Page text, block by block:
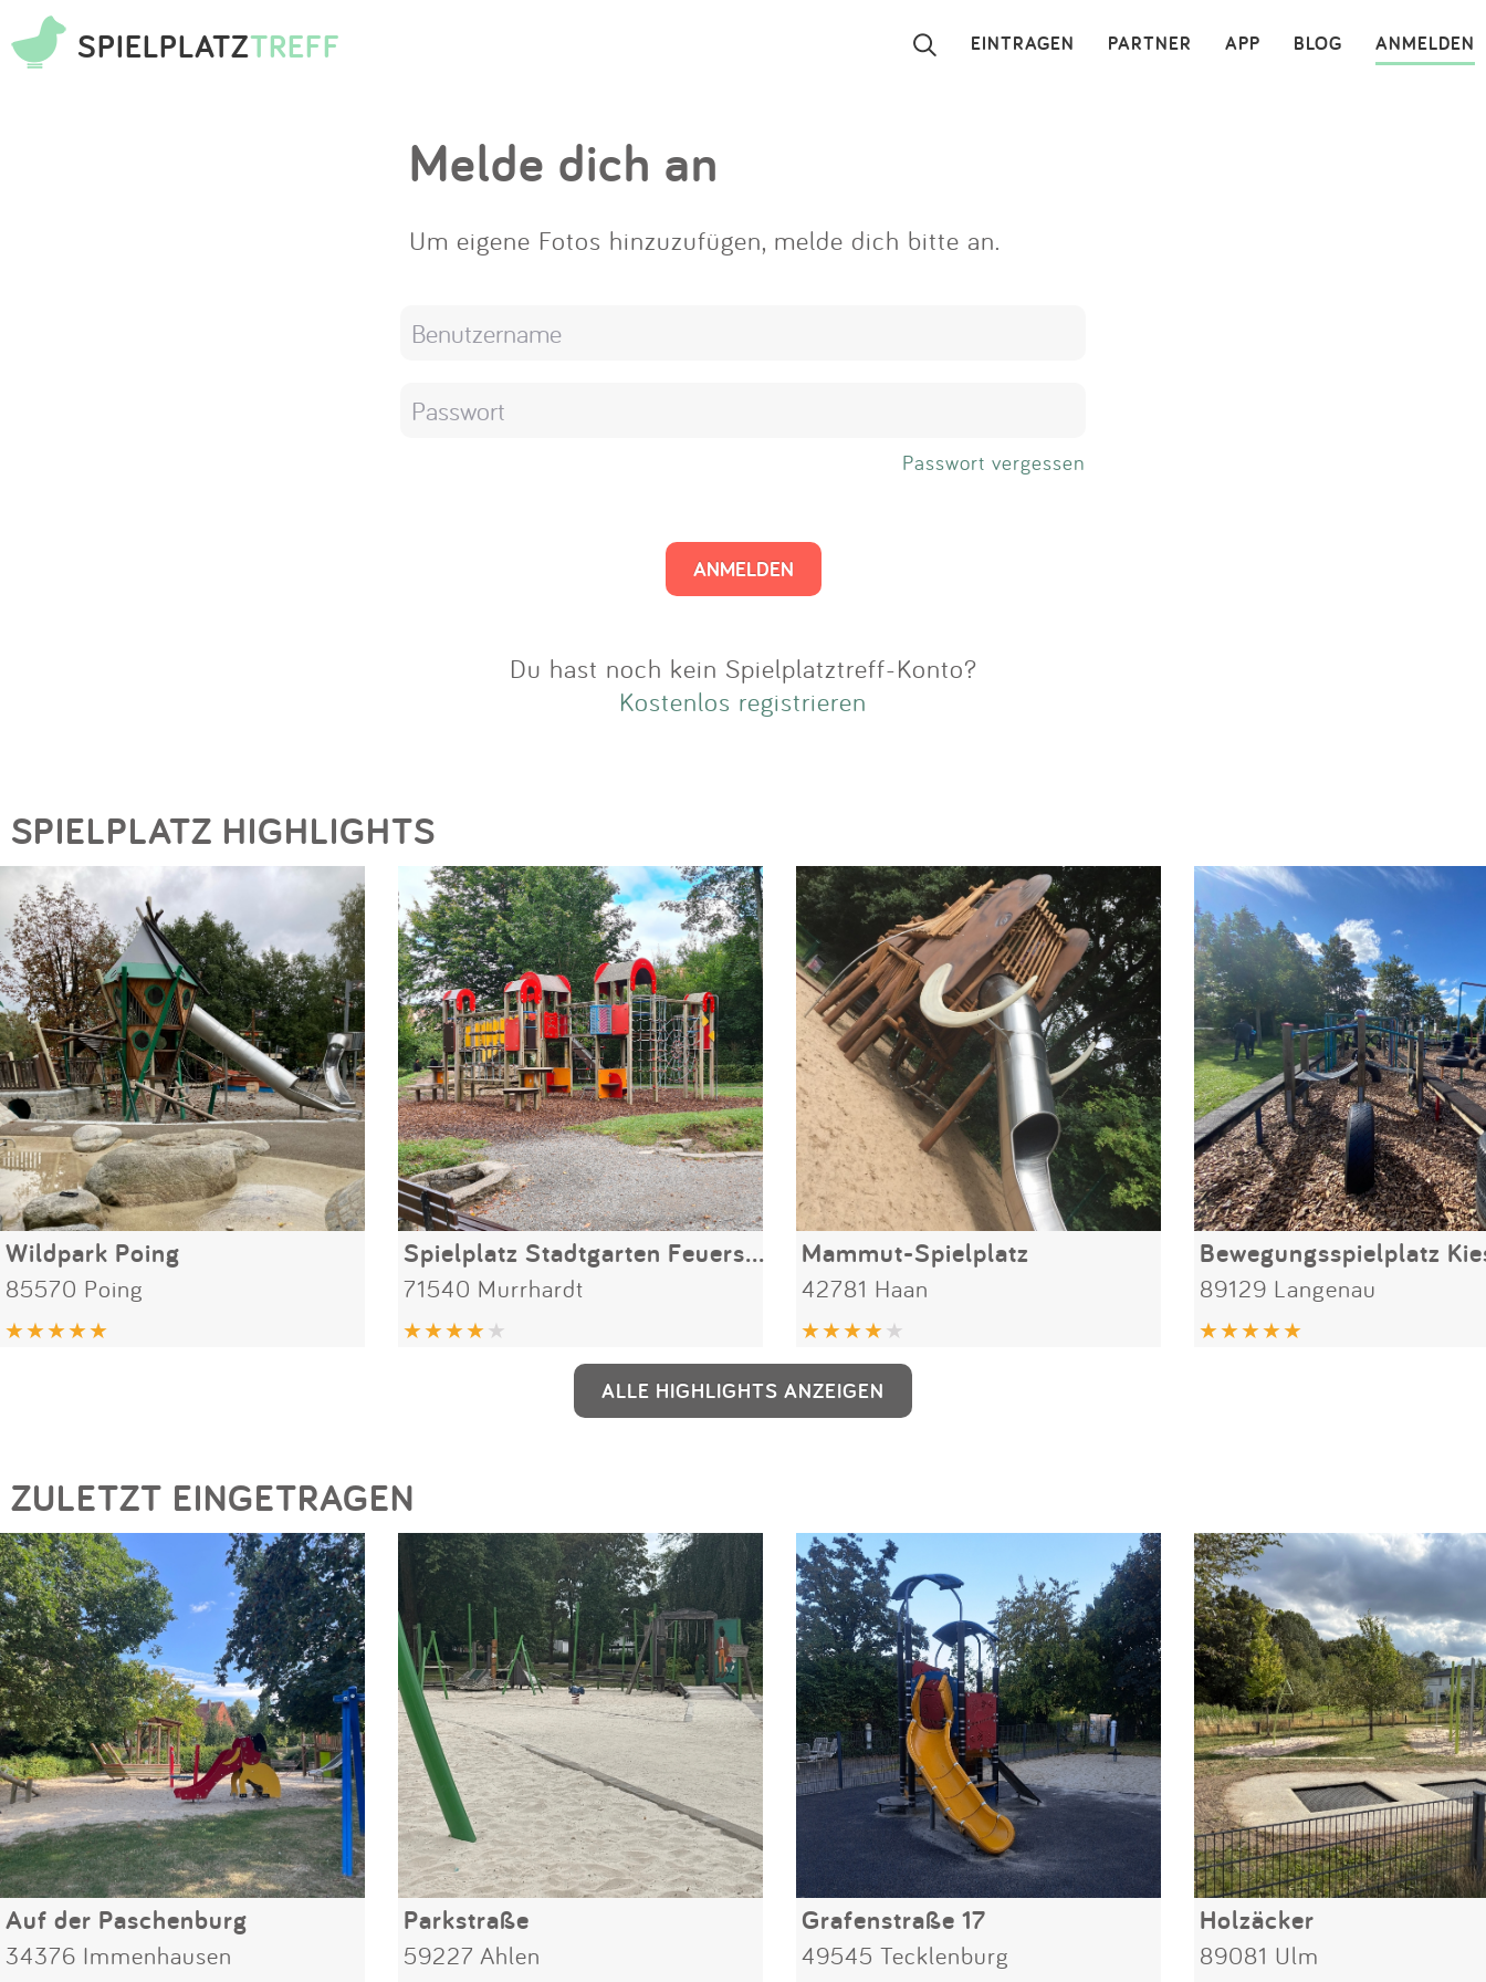
SPIELPLATZTREFF ANMELDEN
BLOG
APP
PARTNER
EINTRAGEN ×
App
Anmelden
Melde dich an
Um eigene Fotos hinzuzufügen, melde dich bitte an.
Passwort vergessen
Du hast noch kein Spielplatztreff-Konto?
Kostenlos registrieren
SPIELPLATZ HIGHLIGHTS
Wildpark Poing
85570 Poing
Spielplatz Stadtgarten Feuersee
71540 Murrhardt
Mammut-Spielplatz
42781 Haan 89129 Langenau
ALLE HIGHLIGHTS ANZEIGEN
ZULETZT EINGETRAGEN
Auf der Paschenburg
34376 Immenhausen
Parkstraße
59227 Ahlen
Grafenstraße 17
49545 Tecklenburg
Holzäcker
89081 Ulm